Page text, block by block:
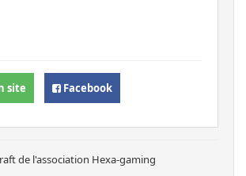
site Facebook
de l'association Hexa-gaming